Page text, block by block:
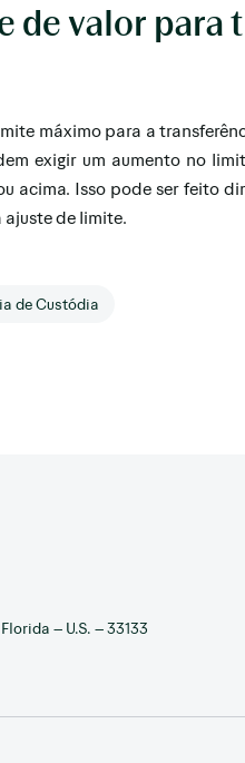
de valor para
máximo para a
exigir um aumento no
acima. Isso pode ser feito
ajuste de limite.
de Custódia
– U.S. – 33133